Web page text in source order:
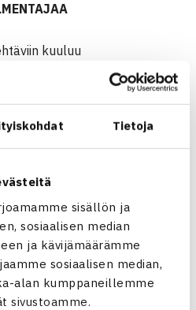
Tietoja
sisällön ja
sosiaalisen median
ja kävijämäärämme
sosiaalisen median,
alan kumppaneillemme
sivustoamme.
kuuluu
tuntia viikossa sopimuksen
seuran
vastaan 1.9.2008.
seuran valmennusvastaava
ja puheenjohtaja Seppo